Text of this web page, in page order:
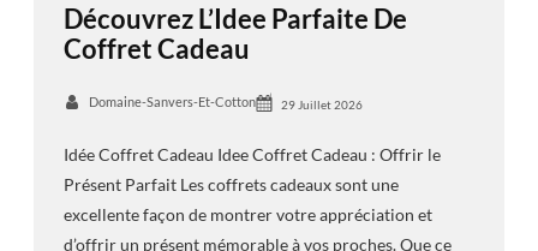
Découvrez L’Idee Parfaite De
Coffret Cadeau
Domaine-Sanvers-Et-Cotton 29 Juillet 2026
Idée Coffret Cadeau Idee Coffret Cadeau : Offrir le
Présent Parfait Les coffrets cadeaux sont une
excellente façon de montrer votre appréciation et
d’offrir un présent mémorable à vos proches. Que ce